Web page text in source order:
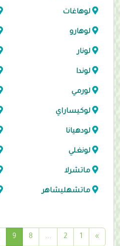
لوهاغات
لوهارو
لونار
لوندا
لورمي
لوكيساراي
لودهيانا
لونغلي
ماتشرلا
ماتشهليشاهر
»
1
2
...
8
9